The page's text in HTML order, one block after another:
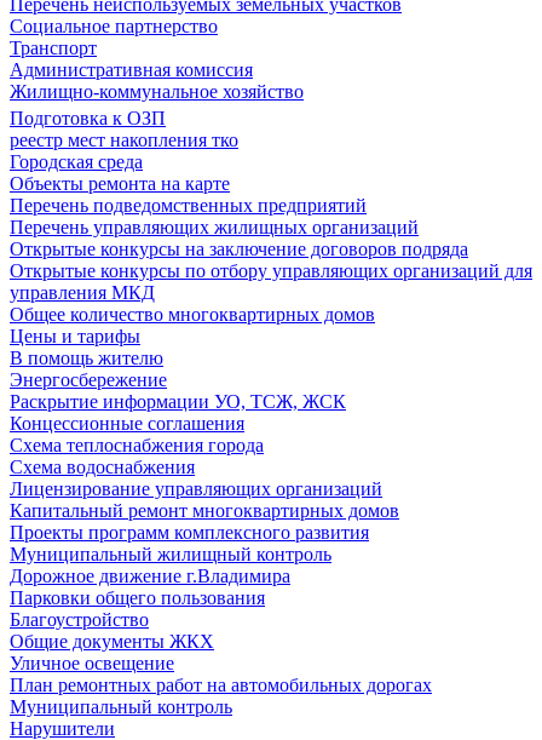
Перечень неиспользуемых земельных участков
Социальное партнерство
Транспорт
Административная комиссия
Жилищно-коммунальное хозяйство
Подготовка к ОЗП
реестр мест накопления тко
Городская среда
Объекты ремонта на карте
Перечень подведомственных предприятий
Перечень управляющих жилищных организаций
Открытые конкурсы на заключение договоров подряда
Открытые конкурсы по отбору управляющих организаций для
управления МКД
Общее количество многоквартирных домов
Цены и тарифы
В помощь жителю
Энергосбережение
Раскрытие информации УО, ТСЖ, ЖСК
Концессионные соглашения
Схема теплоснабжения города
Схема водоснабжения
Лицензирование управляющих организаций
Капитальный ремонт многоквартирных домов
Проекты программ комплексного развития
Муниципальный жилищный контроль
Дорожное движение г.Владимира
Парковки общего пользования
Благоустройство
Общие документы ЖКХ
Уличное освещение
План ремонтных работ на автомобильных дорогах
Муниципальный контроль
Нарушители